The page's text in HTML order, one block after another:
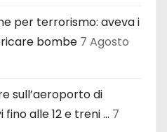
per terrorismo: aveva i
bombe 7 Agosto
sull’aeroporto di
alle 12 e treni … 7